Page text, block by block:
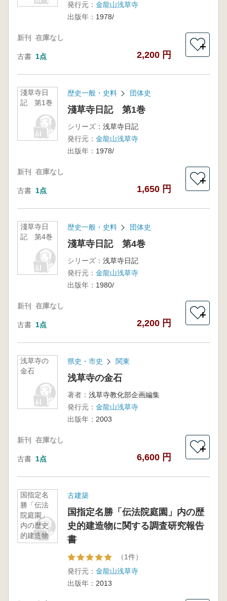
発行元： 金龍山浅草寺
出版年： 1978/
新刊 在庫なし
古書 1点 2,200 円
＋
淺草寺日
記 第1巻
歴史一般・史料 団体史
淺草寺日記 第1巻
シリーズ： 浅草寺日記
発行元： 金龍山浅草寺
出版年： 1978/
新刊 在庫なし
古書 1点 1,650 円
＋
淺草寺日
記 第4巻
歴史一般・史料 団体史
淺草寺日記 第4巻
シリーズ： 浅草寺日記
発行元： 金龍山浅草寺
出版年： 1980/
新刊 在庫なし
古書 1点 2,200 円
＋
浅草寺の
金石
県史・市史 関東
浅草寺の金石
著者： 浅草寺教化部企画編集
発行元： 金龍山浅草寺
出版年： 2003
新刊 在庫なし
古書 1点 6,600 円
＋
国指定名
勝「伝法
院庭園」
内の歴史
的建造物
に関する
古建築
国指定名勝「伝法院庭園」内の歴
史的建造物に関する調査研究報告
書
（1件）
発行元： 金龍山浅草寺
出版年： 2013